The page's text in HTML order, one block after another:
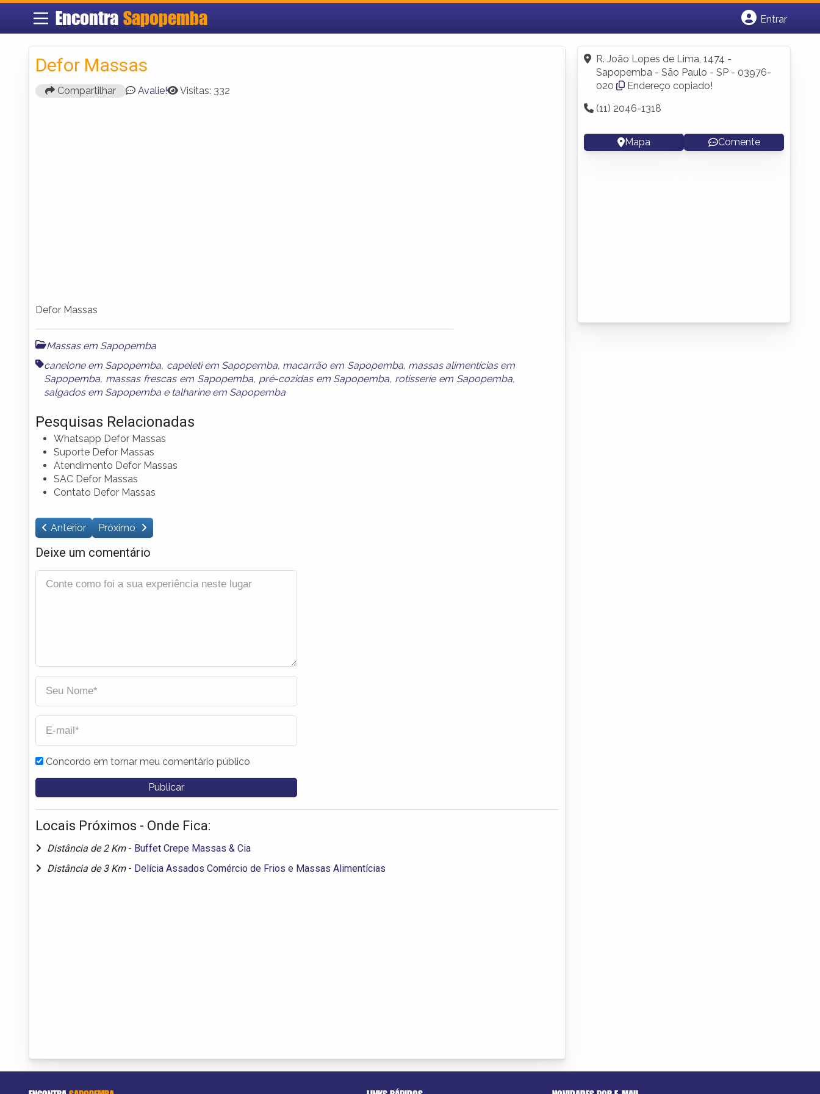
Encontra Sapopemba
Entrar
Fazer login
Criar conta
Defor Massas
Compartilhar Avalie! Visitas: 332
Defor Massas
Massas em Sapopemba
canelone em Sapopemba, capeleti em Sapopemba, macarrão em Sapopemba, massas alimentícias em
Sapopemba, massas frescas em Sapopemba, pré-cozidas em Sapopemba, rotisserie em Sapopemba,
salgados em Sapopemba e talharine em Sapopemba
Pesquisas Relacionadas
Whatsapp Defor Massas
Suporte Defor Massas
Atendimento Defor Massas
SAC Defor Massas
Contato Defor Massas
Anterior Próximo
Deixe um comentário
Concordo em tornar meu comentário público
Locais Próximos - Onde Fica:
Distância de 2 Km - Buffet Crepe Massas & Cia
Distância de 3 Km - Delícia Assados Comércio de Frios e Massas Alimentícias
R. João Lopes de Lima, 1474 -
Sapopemba - São Paulo - SP - 03976-
020
Endereço copiado!
(11) 2046-1318
Mapa Comente